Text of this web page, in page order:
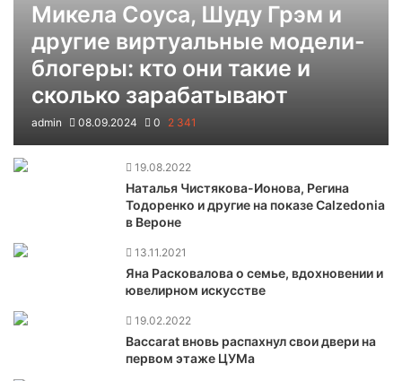
Микела Соуса, Шуду Грэм и
другие виртуальные модели-
блогеры: кто они такие и
сколько зарабатывают
admin 08.09.2024 0 2 341
19.08.2022
Наталья Чистякова-Ионова, Регина
Тодоренко и другие на показе Calzedonia
в Вероне
13.11.2021
Яна Расковалова о семье, вдохновении и
ювелирном искусстве
19.02.2022
Baccarat вновь распахнул свои двери на
первом этаже ЦУМа